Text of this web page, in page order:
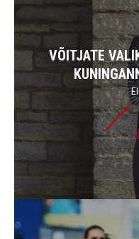
VÕITJATE